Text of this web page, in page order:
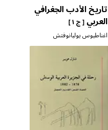
تاريخ الأدب الجغرافي
العربي[ ج ١ ]
اغناطيوس يوليانوفتش
كراتشكوفسكي